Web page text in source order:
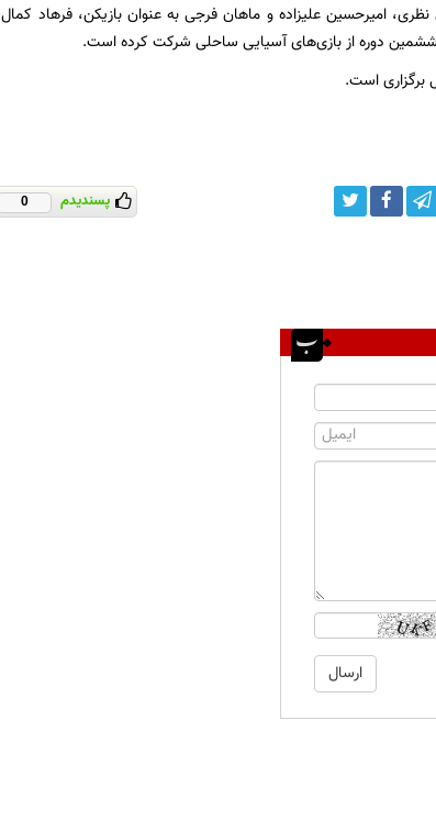
امیرحسین علیزاده و ماهان فرجی به عنوان بازیکن، فرهاد کمال
دوره از بازی‌های آسیایی ساحلی شرکت کرده است.
برگزاری است.
پسندیدم 0